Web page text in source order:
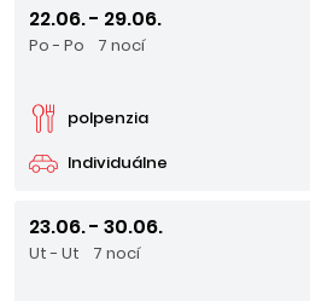
22.06. - 29.06.
Po - Po 7 nocí
Individuálne
polpenzia
23.06. - 30.06.
Ut - Ut 7 nocí